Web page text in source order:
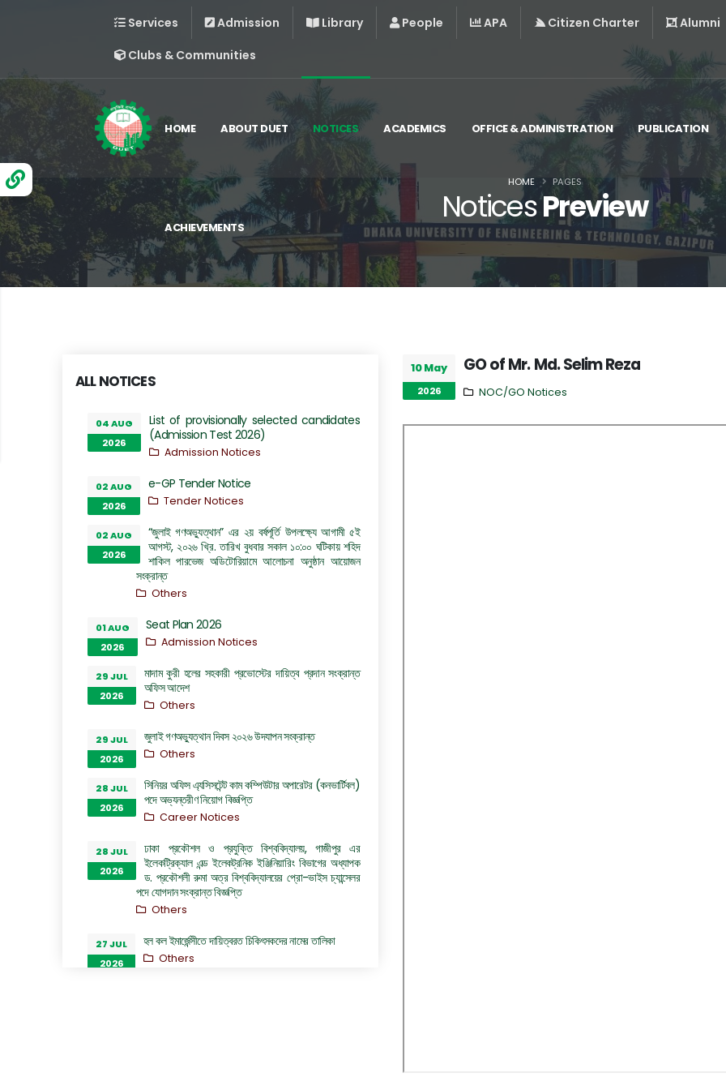
Services Admission Library People APA Citizen Charter
Alumni
Clubs & Communities
HOME ABOUT DUET NOTICES ACADEMICS OFFICE & ADMINISTRATION PUBLICATION
ACHIEVEMENTS
NoticesPreview
HOME PAGES
ALL NOTICES
04 AUG
2026
List of provisionally selected candidates
(Admission Test 2026)
Admission Notices
02 AUG
2026
e-GP Tender Notice
Tender Notices
02 AUG
2026
“জুলাই গণঅভ্যুত্থান” এর ২য় বর্ষপূর্তি উপলক্ষ্যে আগামী ৫ই
আগস্ট, ২০২৬ খ্রি. তারিখ বুধবার সকাল ১০:০০ ঘটিকায় শহিদ
শাকিল পারভেজ অডিটোরিয়ামে আলোচনা অনুষ্ঠান আয়োজন
সংক্রান্ত
Others
01 AUG
2026
Seat Plan 2026
Admission Notices
29 JUL
2026
মাদাম কুরী হলের সহকারী প্রভোস্টের দায়িত্ব প্রদান সংক্রান্ত
অফিস আদেশ
Others
29 JUL
2026
জুলাই গণঅভ্যুত্থান দিবস ২০২৬ উদযাপন সংক্রান্ত
Others
28 JUL
2026
সিনিয়র অফিস এ্যসিসটেন্ট কাম কম্পিউটার অপারেটর (কনভার্টিবল)
পদে অভ্যন্তরীণ নিয়োগ বিজ্ঞপ্তি
Career Notices
28 JUL
2026
ঢাকা প্রকৌশল ও প্রযুক্তি বিশ্ববিদ্যালয়, গাজীপুর এর
ইলেকট্রিক্যাল এন্ড ইলেকট্রনিক ইঞ্জিনিয়ারিং বিভাগের অধ্যাপক
ড. প্রকৌশলী রুমা অত্র বিশ্ববিদ্যালয়ের প্রো-ভাইস চ্যান্সেলর
পদে যোগদান সংক্রান্ত বিজ্ঞপ্তি
Others
27 JUL
2026
হল কল ইমার্জেন্সীতে দায়িত্বরত চিকিৎসকদের নামের তালিকা
Others
10 May
2026
GO of Mr. Md. Selim Reza
NOC/GO Notices